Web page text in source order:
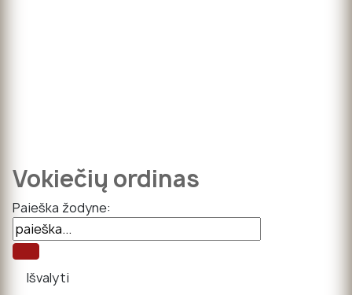
Vokiečių ordinas
Paieška žodyne: